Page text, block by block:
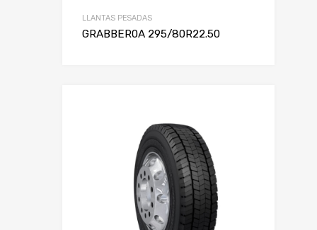
LLANTAS PESADAS
GRABBER0A 295/80R22.50